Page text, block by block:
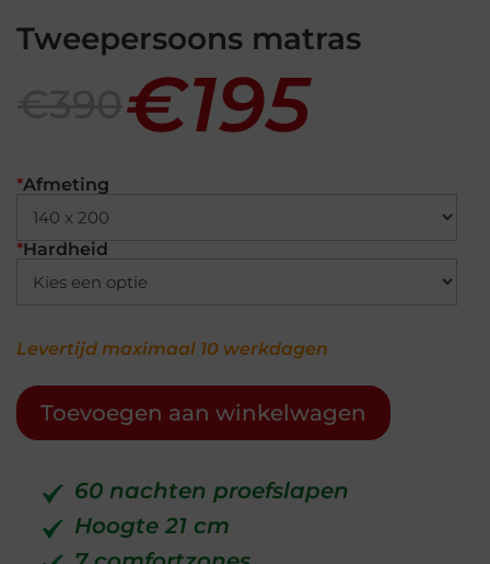
Tweepersoons matras
€195
*Afmeting
*Hardheid
Levertijd maximaal 10 werkdagen
Toevoegen aan winkelwagen
60 nachten proefslapen
Hoogte 21 cm